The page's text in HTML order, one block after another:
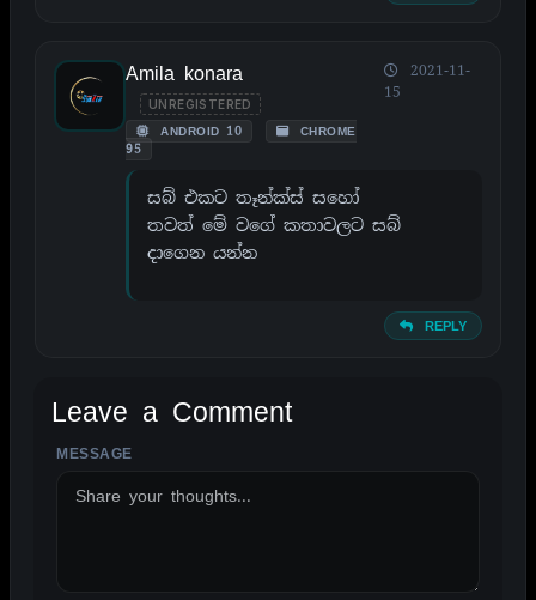
Amila konara
UNREGISTERED
ANDROID 10
CHROME
95
2021-11-
15
සබ් එකට තෑන්ක්ස් සහෝ
තවත් මේ වගේ කතාවලට සබ්
දාගෙන යන්න
REPLY
Leave a Comment
MESSAGE
ALTERNATIVE: